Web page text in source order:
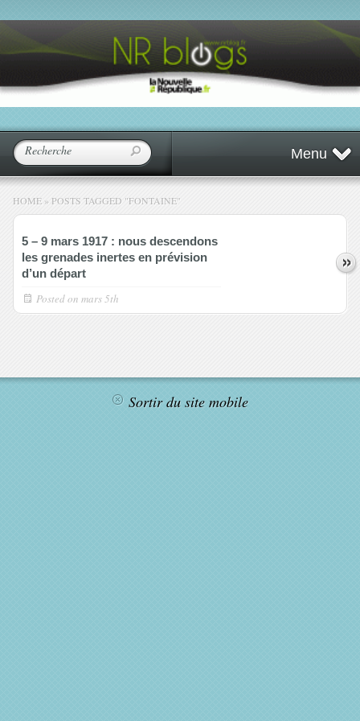
Menu
HOME » POSTS TAGGED "FONTAINE"
5 – 9 mars 1917 : nous descendons
les grenades inertes en prévision
d’un départ
Posted on mars 5th
Sortir du site mobile